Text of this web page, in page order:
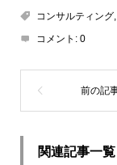
コンサルティング,
コメント: 0
関連記事一覧